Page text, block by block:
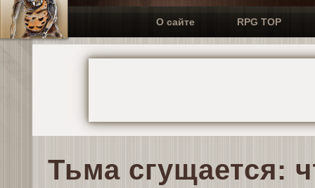
О сайте RPG TOP
Тьма сгущается: